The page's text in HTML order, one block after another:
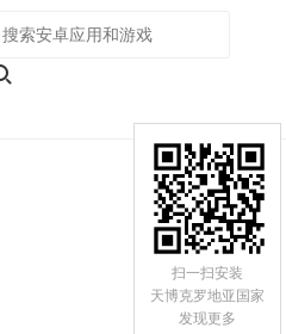
扫一扫安装
天博克罗地亚国家
发现更多